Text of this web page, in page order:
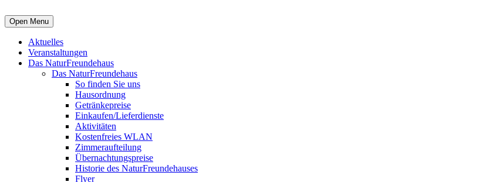
Open Menu
Aktuelles
Veranstaltungen
Das NaturFreundehaus
Das NaturFreundehaus
So finden Sie uns
Hausordnung
Getränkepreise
Einkaufen/Lieferdienste
Aktivitäten
Kostenfreies WLAN
Zimmeraufteilung
Übernachtungspreise
Historie des NaturFreundehauses
Flyer